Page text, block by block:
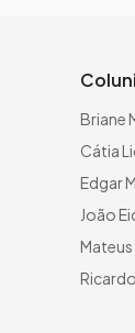
Briane
Cátia
Edgar
João